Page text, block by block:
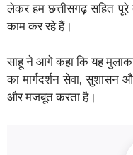
लेकर हम छत्तीसगढ़ सहित पूरे
काम कर रहे हैं।
साहू ने आगे कहा कि यह
का मार्गदर्शन सेवा, सुशासन
और मजबूत करता है।